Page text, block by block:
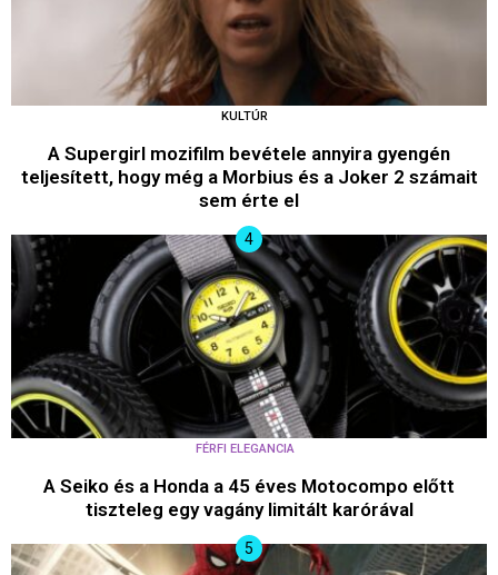
KULTÚR
A Supergirl mozifilm bevétele annyira gyengén
teljesített, hogy még a Morbius és a Joker 2 számait
sem érte el
FÉRFI ELEGANCIA
A Seiko és a Honda a 45 éves Motocompo előtt
tiszteleg egy vagány limitált karórával